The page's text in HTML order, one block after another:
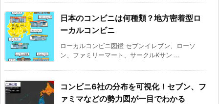
日本のコンビニは何種類？地方密着型ロ
ーカルコンビニ
ローカルコンビニ図鑑 セブンイレブン、ローソ
ン、ファミリーマート、サークルKサン ...
コンビニ6社の分布を可視化！セブン、フ
ァミマなどの勢力図が一目でわかる